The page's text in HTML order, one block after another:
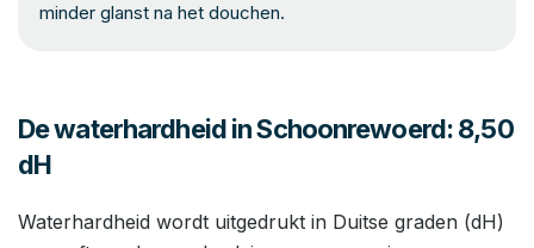
minder glanst na het douchen.
De waterhardheid in Schoonrewoerd: 8,50
dH
Waterhardheid wordt uitgedrukt in Duitse graden (dH)